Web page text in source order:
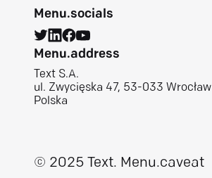
Menu.socials
Menu.address
Text S.A.
ul. Zwycięska 47, 53-033 Wrocław
Polska
© 2025 Text. Menu.caveat